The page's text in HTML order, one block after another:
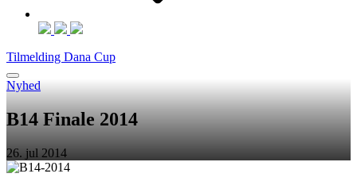
Tilmelding Dana Cup
Nyhed
B14 Finale 2014
26. jul 2014